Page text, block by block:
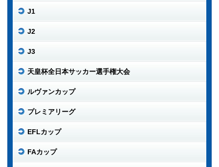
J1
J2
J3
天皇杯全日本サッカー選手権大会
ルヴァンカップ
プレミアリーグ
EFLカップ
FAカップ